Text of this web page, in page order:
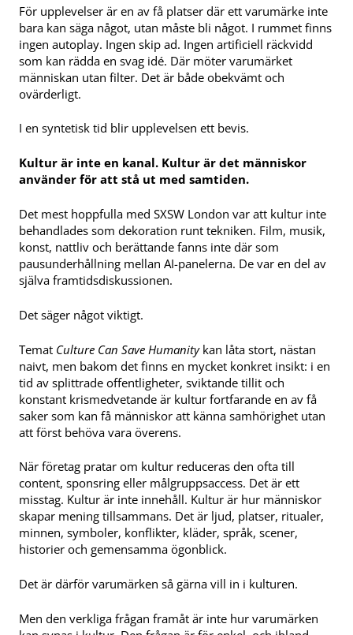
För upplevelser är en av få platser där ett varumärke inte
bara kan säga något, utan måste bli något. I rummet finns
ingen autoplay. Ingen skip ad. Ingen artificiell räckvidd
som kan rädda en svag idé. Där möter varumärket
människan utan filter. Det är både obekvämt och
ovärderligt.
I en syntetisk tid blir upplevelsen ett bevis.
Kultur är inte en kanal. Kultur är det människor
använder för att stå ut med samtiden.
Det mest hoppfulla med SXSW London var att kultur inte
behandlades som dekoration runt tekniken. Film, musik,
konst, nattliv och berättande fanns inte där som
pausunderhållning mellan AI-panelerna. De var en del av
själva framtidsdiskussionen.
Det säger något viktigt.
Temat Culture Can Save Humanitykan låta stort, nästan
naivt, men bakom det finns en mycket konkret insikt: i en
tid av splittrade offentligheter, sviktande tillit och
konstant krismedvetande är kultur fortfarande en av få
saker som kan få människor att känna samhörighet utan
att först behöva vara överens.
När företag pratar om kultur reduceras den ofta till
content, sponsring eller målgruppsaccess. Det är ett
misstag. Kultur är inte innehåll. Kultur är hur människor
skapar mening tillsammans. Det är ljud, platser, ritualer,
minnen, symboler, konflikter, kläder, språk, scener,
historier och gemensamma ögonblick.
Det är därför varumärken så gärna vill in i kulturen.
Men den verkliga frågan framåt är inte hur varumärken